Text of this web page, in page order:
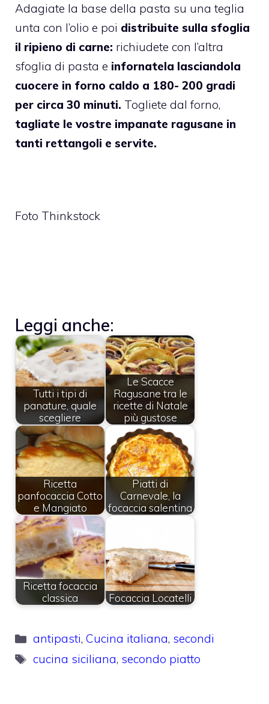
Adagiate la base della pasta su una teglia
unta con l’olio e poi distribuite sulla sfoglia
il ripieno di carne: richiudete con l’altra
sfoglia di pasta e infornatela lasciandola
cuocere in forno caldo a 180- 200 gradi
per circa 30 minuti. Togliete dal forno,
tagliate le vostre impanate ragusane in
tanti rettangoli e servite.
Foto Thinkstock
Leggi anche:
Tutti i tipi di
panature, quale
scegliere
Le Scacce
Ragusane tra le
ricette di Natale
più gustose
Ricetta
panfocaccia Cotto
e Mangiato
Piatti di
Carnevale, la
focaccia salentina
Ricetta focaccia
classica
Focaccia Locatelli
Categorie
antipasti,Cucina italiana, secondi
Tag
cucina siciliana, secondo piatto